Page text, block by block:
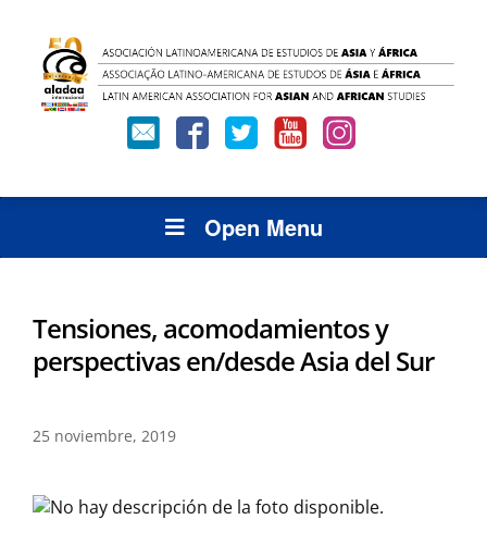
Open Menu
Tensiones, acomodamientos y
perspectivas en/desde Asia del Sur
25 noviembre, 2019